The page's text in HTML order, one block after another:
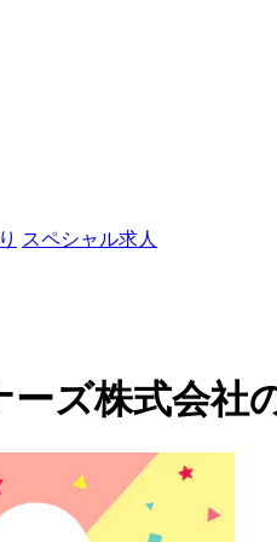
スペシャル求人
ズ株式会社